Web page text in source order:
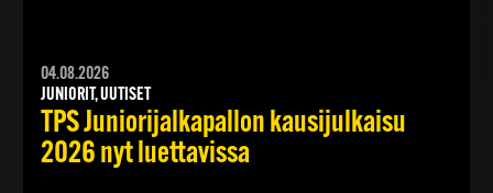
04.08.2026
JUNIORIT, UUTISET
TPS Juniorijalkapallon kausijulkaisu
2026 nyt luettavissa